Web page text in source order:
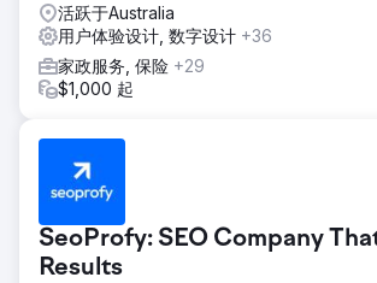
活跃于Australia
用户体验设计, 数字设计 +36
家政服务, 保险 +29
$1,000 起
SeoProfy: SEO Company
Results